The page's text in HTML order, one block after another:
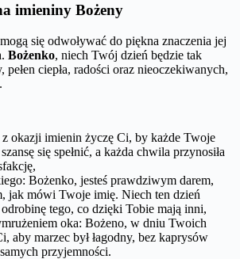
imieniny Bożeny
się odwoływać do piękna znaczenia jej
Bożenko, niech Twój dzień będzie tak
ciepła, radości oraz nieoczekiwanych,
okazji imienin życzę Ci, by każde Twoje
się spełnić, a każda chwila przynosiła
Bożenko, jesteś prawdziwym darem,
jak mówi Twoje imię. Niech ten dzień
tego, co dzięki Tobie mają inni,
oka: Bożeno, w dniu Twoich
aby marzec był łagodny, bez kaprysów
przyjemności.